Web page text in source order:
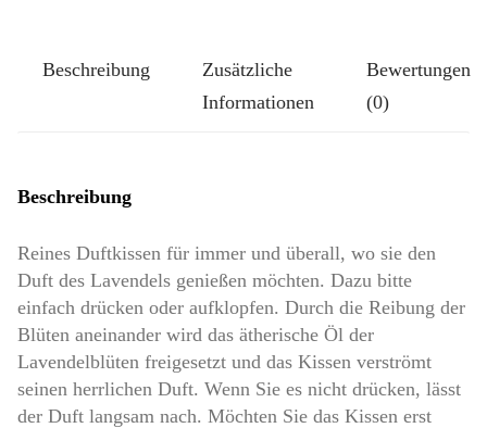
Beschreibung
Zusätzliche
Informationen
Bewertungen
(0)
Beschreibung
Reines Duftkissen für immer und überall, wo sie den
Duft des Lavendels genießen möchten. Dazu bitte
einfach drücken oder aufklopfen. Durch die Reibung der
Blüten aneinander wird das ätherische Öl der
Lavendelblüten freigesetzt und das Kissen verströmt
seinen herrlichen Duft. Wenn Sie es nicht drücken, lässt
der Duft langsam nach. Möchten Sie das Kissen erst